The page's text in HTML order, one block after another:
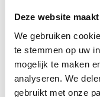
Deze website
We gebruiken
te stemmen op uw
mogelijk te maken
analyseren. We
gebruikt met onze
BIJZONDER WONEN